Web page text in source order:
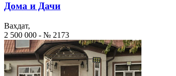
Дома и Дачи
Вахдат,
2 500 000 - № 2173